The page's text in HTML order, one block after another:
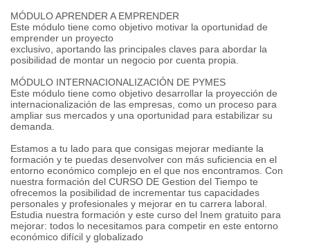
MÓDULO APRENDER A EMPRENDER
Este módulo tiene como objetivo motivar la oportunidad de
emprender un proyecto
exclusivo, aportando las principales claves para abordar la
posibilidad de montar un negocio por cuenta propia.
MÓDULO INTERNACIONALIZACIÓN DE PYMES
Este módulo tiene como objetivo desarrollar la proyección de
internacionalización de las empresas, como un proceso para
ampliar sus mercados y una oportunidad para estabilizar su
demanda.
Estamos a tu lado para que consigas mejorar mediante la
formación y te puedas desenvolver con más suficiencia en el
entorno económico complejo en el que nos encontramos. Con
nuestra formación del CURSO DE Gestion del Tiempo te
ofrecemos la posibilidad de incrementar tus capacidades
personales y profesionales y mejorar en tu carrera laboral.
Estudia nuestra formación y este curso del Inem gratuito para
mejorar: todos lo necesitamos para competir en este entorno
económico difícil y globalizado